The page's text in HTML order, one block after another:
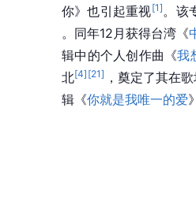
你》也引起重视[1] 。该
。同年12月获得台湾《
辑中的个人创作曲《我
北[4] [21] ，奠定了其在
辑《你就是我唯一的爱